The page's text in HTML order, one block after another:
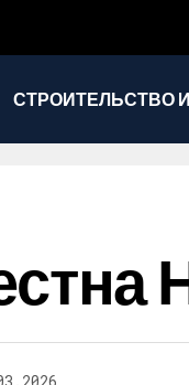
СТРОИТЕЛЬСТВО